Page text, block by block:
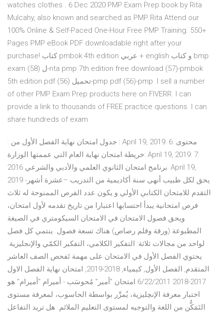
watches clothes . 6 Dec 2020 PMP Exam Prep book by Rita
Mulcahy, also known and searched as PMP Rita Attend our
100% Online & Self-Paced One-Hour Free PMP Training. 550+
Pages PMP eBook PDF downloadable right after your
purchase! كتاب pmbok 4th edition عربي + english و كتاب bmp
exam ل (58)-rita pmp 7th edition free download (57)-pmbok
5th edition pdf تحميل (56)-pmp pdf (56)-pmp I sell a number
of other PMP Exam Prep products here on FIVERR. I can
provide a link to thousands of FREE practice questions. I can
share hundreds of exam
: جدول امتحان نهاية الفصل الأول من : April 19, 2019: 6: محتوى
خريطة امتحان نهاية العام التي عممتها الوزارة: April 19, 2019: 7:
برنامج امتحان الثانوي العلمي والأدبي والشرعي 2016: April 19,
2019 يحق لكل طبيب أنهى سنة أكاديمية من التدريب –عشرة أشهر-
التقدم للامتحان الكتابي الأولي و يكون عدد الفرص الممنوحة له ثلاث
فرص امتحانية يبدأ احتسابها اعتبارا من تاريخ تقدمه لأول امتحان،
ويحق فصول الامتحان في الامتحان السيكومتري في الصيغة
المطبوعة (ورقة وقلم رصاص) هناك تسعة فصول. ينتمي كل فصل
لواحد من مجالات ثلاثة: التفكير الكلامي، التفكير الكمّي والإنجليزية.
يحتوي الفصل الأول في الامتحان على مهمة تَفحص الصف العاشر
المتقدم, الفصل الأول, كيمياء, 2018-2019, امتحان نهاية الفصل الاول
2017-2018 6/22/2011 امتحان "أمير" مُحوسَب - أميرام "أميرام" هو
اختبار معرفة الإنچليزية، يُمرَّر بواسطة الحاسوب، لمعرفة مستوى
التَمَكُّن من اللغة والتوجيه لمستوى التعليم الملائم. هل تريد التفاعل